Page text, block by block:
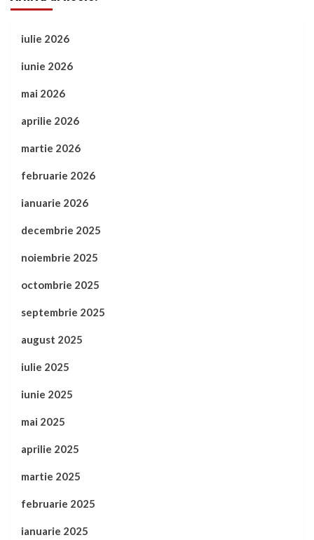
iulie 2026
iunie 2026
mai 2026
aprilie 2026
martie 2026
februarie 2026
ianuarie 2026
decembrie 2025
noiembrie 2025
octombrie 2025
septembrie 2025
august 2025
iulie 2025
iunie 2025
mai 2025
aprilie 2025
martie 2025
februarie 2025
ianuarie 2025